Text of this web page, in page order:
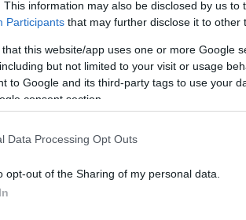
This information may also be disclosed by us to
Participants that may further disclose it to other
that this website/app uses one or more Google
but not limited to your visit or usage
to Google and its third-party tags to use your
consent section.
Data Processing Opt Outs
opt-out of the Sharing of my personal data.
TOVÁBB
szeptember kancellár plusz ispán